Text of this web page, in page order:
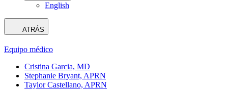
English
ATRÁS
Equipo médico
Cristina Garcia, MD
Stephanie Bryant, APRN
Taylor Castellano, APRN